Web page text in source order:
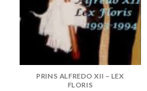
PRINS ALFREDO XII – LEX
FLORIS